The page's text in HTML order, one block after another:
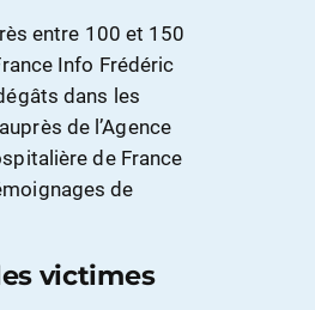
entre 100 et 150
Info Frédéric
dans les
de l’Agence
de France
de
victimes